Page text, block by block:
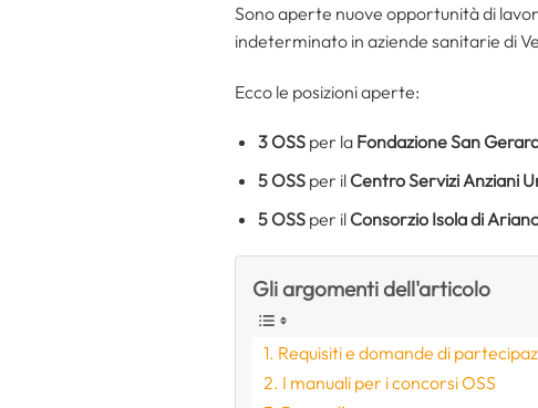
Sono aperte nuove opportunità di
indeterminato in aziende sanitarie di
Ecco le posizioni aperte:
3 OSSper la Fondazione San
5 OSSper il Centro Servizi Anziani
5 OSSper il Consorzio Isola di
Gli argomenti dell'articolo
Requisiti e domande di
I manuali per i concorsi OSS